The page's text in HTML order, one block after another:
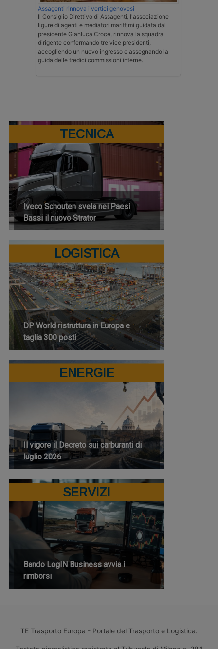
Assagenti rinnova i vertici genovesi
Il Consiglio Direttivo di Assagenti, l'associazione
ligure di agenti e mediatori marittimi guidata dal
presidente Gianluca Croce, rinnova la squadra
dirigente confermando tre vice presidenti,
accogliendo un nuovo ingresso e assegnando la
guida delle tredici commissioni interne.
TECNICA
Iveco Schouten svela nei Paesi
Bassi il nuovo Strator
LOGISTICA
DP World ristruttura in Europa e
taglia 300 posti
ENERGIE
Il vigore il Decreto sui carburanti di
luglio 2026
SERVIZI
Bando LogIN Business avvia i
rimborsi
TE Trasporto Europa - Portale del Trasporto e Logistica.